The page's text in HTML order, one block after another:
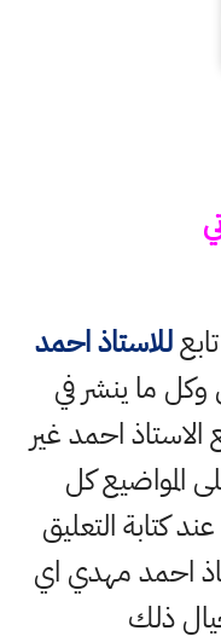
للاستاذ احمد
ما ينشر في
احمد غير
المواضيع كل
التعليق
احمد مهدي اي
ذلك